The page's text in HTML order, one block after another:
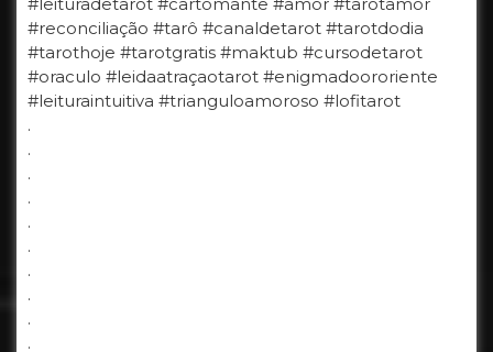
#reconciliação #tarô #canaldetarot #tarotdodia
#tarothoje #tarotgratis #maktub #cursodetarot
#oraculo #leidaatraçaotarot #enigmadoororiente
#leituraintuitiva #trianguloamoroso #lofitarot
.
.
.
.
.
.
.
.
.
.